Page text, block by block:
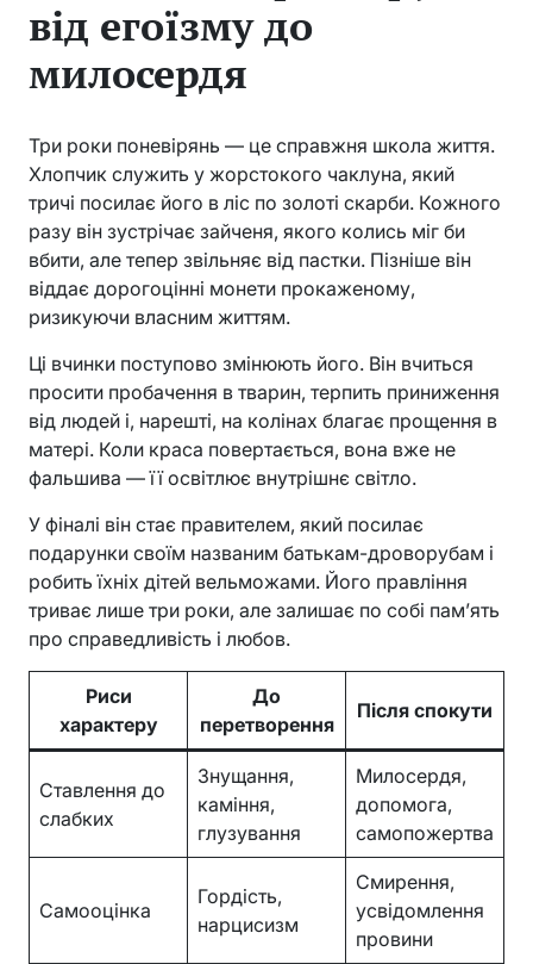
від егоїзму до
милосердя
Три роки поневірянь — це справжня школа життя.
Хлопчик служить у жорстокого чаклуна, який
тричі посилає його в ліс по золоті скарби. Кожного
разу він зустрічає зайченя, якого колись міг би
вбити, але тепер звільняє від пастки. Пізніше він
віддає дорогоцінні монети прокаженому,
ризикуючи власним життям.
Ці вчинки поступово змінюють його. Він вчиться
просити пробачення в тварин, терпить приниження
від людей і, нарешті, на колінах благає прощення в
матері. Коли краса повертається, вона вже не
фальшива — її освітлює внутрішнє світло.
У фіналі він стає правителем, який посилає
подарунки своїм названим батькам-дроворубам і
робить їхніх дітей вельможами. Його правління
триває лише три роки, але залишає по собі пам’ять
про справедливість і любов.
Риси
характеру
До
перетворення
Після спокути
Ставлення до
слабких
Знущання,
каміння,
глузування
Милосердя,
допомога,
самопожертва
Самооцінка
Гордість,
нарцисизм
Смирення,
усвідомлення
провини